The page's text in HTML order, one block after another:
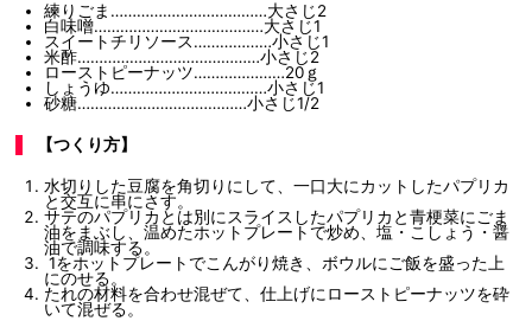
練りごま………………………………大さじ2
白味噌…………………………………大さじ1
スイートチリソース………………小さじ1
米酢……………………………………小さじ2
ローストピーナッツ…………………20ｇ
しょうゆ………………………………小さじ1
砂糖…………………………………小さじ1/2
【つくり方】
水切りした豆腐を角切りにして、一口大にカットしたパプリカ
と交互に串にさす。
サテのパプリカとは別にスライスしたパプリカと青梗菜にごま
油をまぶし、温めたホットプレートで炒め、塩・こしょう・醤
油で調味する。
1をホットプレートでこんがり焼き、ボウルにご飯を盛った上
にのせる。
たれの材料を合わせ混ぜて、仕上げにローストピーナッツを砕
いて混ぜる。